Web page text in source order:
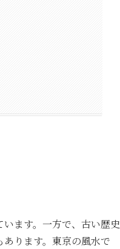
ます。一方で、古い歴史
ります。東京の風水で